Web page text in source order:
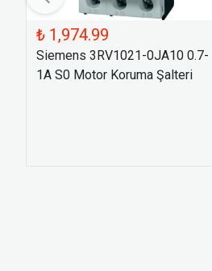
₺ 1,974.99
Siemens 3RV1021-0JA10 0.7-
1A S0 Motor Koruma Şalteri